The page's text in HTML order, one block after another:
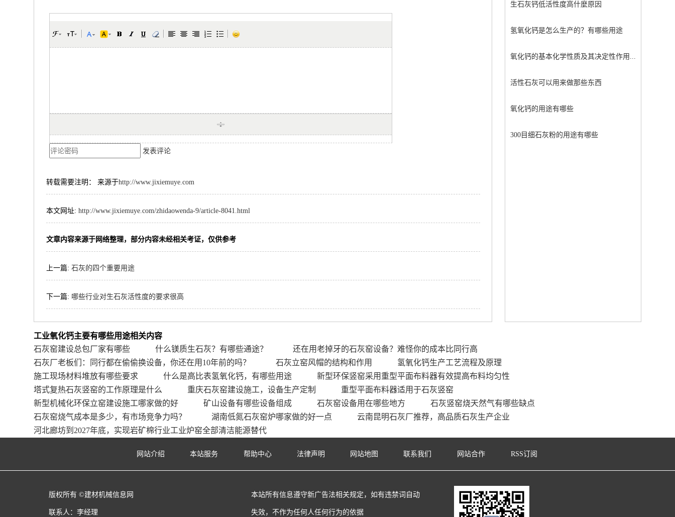
发表评论
转载需要注明： 来源于http://www.jixiemuye.com
本文网址:http://www.jixiemuye.com/zhidaowenda-9/article-8041.html
文章内容来源于网络整理，部分内容未经相关考证，仅供参考
上一篇:石灰的四个重要用途
下一篇: 哪些行业对生石灰活性度的要求很高
生石灰钙低活性度高什麼原因
氢氧化钙是怎么生产的？有哪些用途
氧化钙的基本化学性质及其决定性作用...
活性石灰可以用来做那些东西
氧化钙的用途有哪些
300目细石灰粉的用途有哪些
工业氧化钙主要有哪些用途相关内容
石灰窑建设总包厂家有哪些
什么镁质生石灰？有哪些通途？
还在用老掉牙的石灰窑设备？难怪你的成本比同行高
石灰厂老板们：同行都在偷偷换设备，你还在用10年前的吗？
石灰立窑风帽的结构和作用
氢氧化钙生产工艺流程及原理
施工现场材料堆放有哪些要求
什么是高比表氢氧化钙，有哪些用途
新型环保竖窑采用重型平面布料器有效提高布料均匀性
塔式复热石灰竖窑的工作原理是什么
重庆石灰窑建设施工，设备生产定制
重型平面布料器适用于石灰竖窑
新型机械化环保立窑建设施工哪家做的好
矿山设备有哪些设备组成 石灰窑设备用在哪些地方
石灰竖窑烧天然气有哪些缺点
石灰窑烧气成本是多少，有市场竞争力吗？
湖南低氮石灰窑炉哪家做的好一点
云南昆明石灰厂推荐，高品质石灰生产企业
河北廊坊到2027年底，实现岩矿棉行业工业炉窑全部清洁能源替代
网站介绍 本站服务 帮助中心 法律声明 网站地图 联系我们 网站合作 RSS订阅
版权所有 ©建材机械信息网
联系人：李经理
本站所有信息遵守新广告法相关规定，如有违禁词自动
失效，不作为任何人任何行为的依据